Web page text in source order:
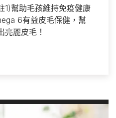
1)幫助毛孩維持免疫健康
6有益皮毛保健，幫
亮麗皮毛！